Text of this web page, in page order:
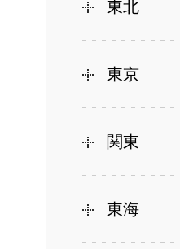
東北
東京
関東
東海